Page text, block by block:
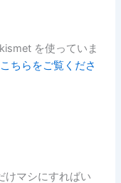
を使っていま
ちらをご覧くださ
けマシにすればい